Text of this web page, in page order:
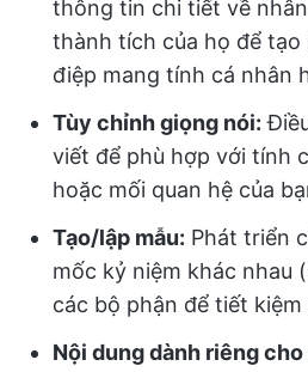
thông tin chi tiết về
thành tích của họ để
điệp mang tính cá nhân
Tùy chỉnh giọng nói:
viết để phù hợp với tính
hoặc mối quan hệ của
Tạo/lập mẫu: Phát triển
mốc kỷ niệm khác nhau
các bộ phận để tiết
Nội dung dành riêng